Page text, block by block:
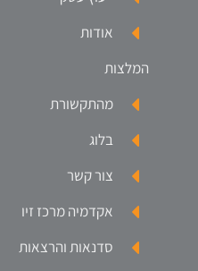
אודות
המלצות
מהתקשורת
בלוג
צור קשר
אקדמיה מרכז זיו
סדנאות והרצאות